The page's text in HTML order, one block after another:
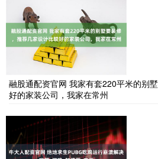
融股通配资官网 我家有套220平米的别
好的家装公司，我家在常州